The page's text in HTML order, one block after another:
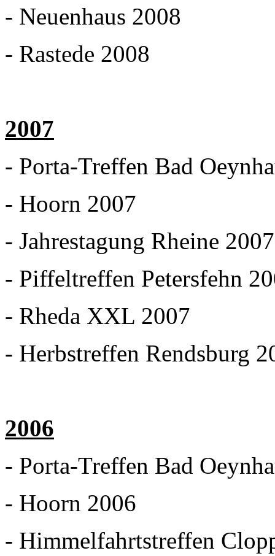
- Neuenhaus 2008
- Rastede 2008
2007
- Porta-Treffen Bad
- Hoorn 2007
- Jahrestagung Rheine 2007
- Piffeltreffen Petersfehn
- Rheda XXL 2007
- Herbstreffen Rendsburg
2006
- Porta-Treffen Bad
- Hoorn 2006
- Himmelfahrtstreffen